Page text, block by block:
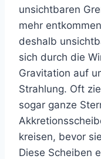
unsichtbaren
mehr
deshalb
sich durch die
Gravitation auf
Strahlung. Oft
sogar ganze
kreisen, bevor
Diese Scheiben